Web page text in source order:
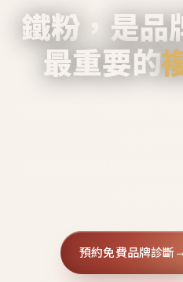
鐵粉，是品
最重要的
預約免費品牌診斷→